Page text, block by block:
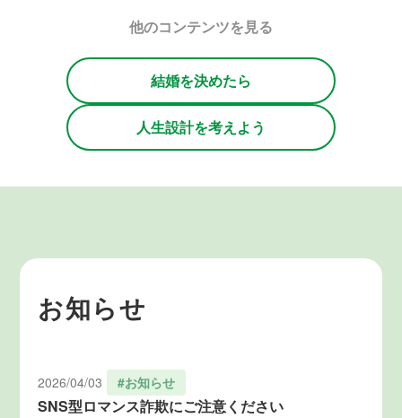
他のコンテンツを見る
結婚を決めたら
人生設計を考えよう
お知らせ
2026/04/03 #お知らせ
SNS型ロマンス詐欺にご注意ください